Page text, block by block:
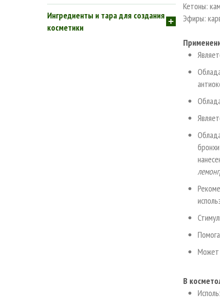
Ингредиенты и тара для создания
косметики
Кетоны:
Эфиры:
Может
В